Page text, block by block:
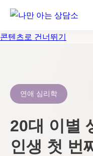
콘텐츠로 건너뛰기
연애 심리학
20대 이별
인생 첫 번